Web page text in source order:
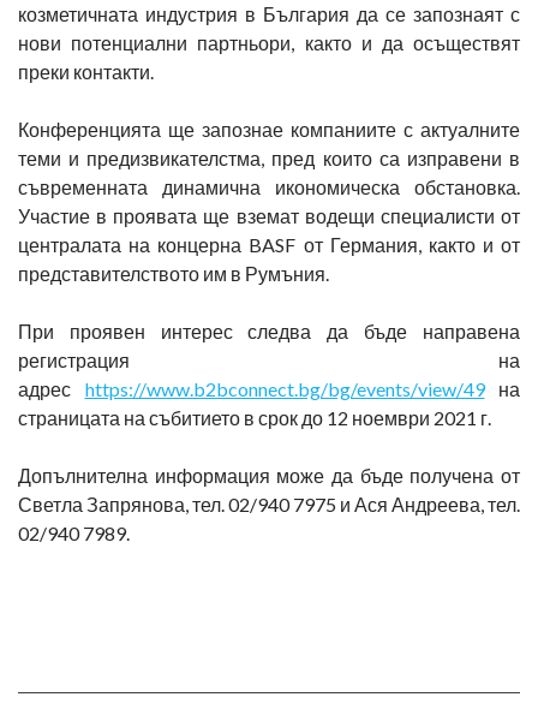
козметичната индустрия в България да се запознаят с
нови потенциални партньори, както и да осъществят
преки контакти.
Конференцията ще запознае компаниите с актуалните
теми и предизвикателстма, пред които са изправени в
съвременната динамична икономическа обстановка.
Участие в проявата ще вземат водещи специалисти от
централата на концерна BASF от Германия, както и от
представителството им в Румъния.
При проявен интерес следва да бъде направена
регистрация на
адрес https://www.b2bconnect.bg/bg/events/view/49на
страницата на събитието в срок до 12 ноември 2021 г.
Допълнителна информация може да бъде получена от
Светла Запрянова, тел. 02/940 7975 и Ася Андреева, тел.
02/940 7989.